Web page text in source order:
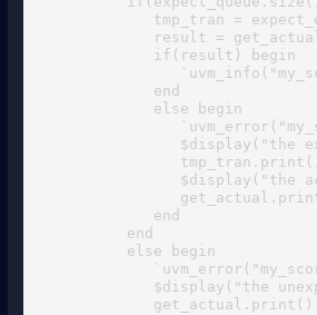
tmp_tran =
result =
            if(result) begin
            end
            else begin
$display("the
$display("the
            end
         end
         else begin
$display("the